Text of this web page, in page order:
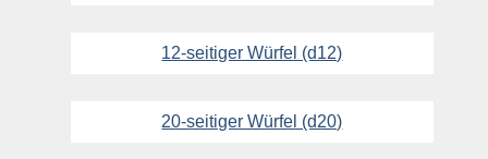
12-seitiger Würfel (d12)
20-seitiger Würfel (d20)